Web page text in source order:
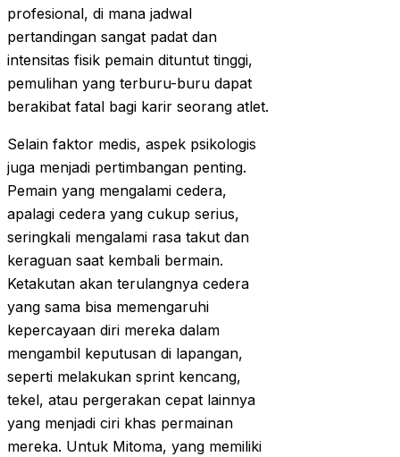
profesional, di mana jadwal
pertandingan sangat padat dan
intensitas fisik pemain dituntut tinggi,
pemulihan yang terburu-buru dapat
berakibat fatal bagi karir seorang atlet.
Selain faktor medis, aspek psikologis
juga menjadi pertimbangan penting.
Pemain yang mengalami cedera,
apalagi cedera yang cukup serius,
seringkali mengalami rasa takut dan
keraguan saat kembali bermain.
Ketakutan akan terulangnya cedera
yang sama bisa memengaruhi
kepercayaan diri mereka dalam
mengambil keputusan di lapangan,
seperti melakukan sprint kencang,
tekel, atau pergerakan cepat lainnya
yang menjadi ciri khas permainan
mereka. Untuk Mitoma, yang memiliki